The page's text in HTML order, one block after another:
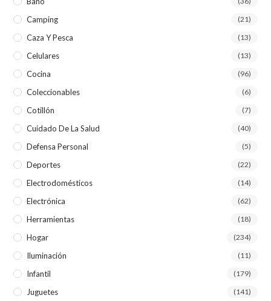
Camping (21)
Caza Y Pesca (13)
Celulares (13)
Cocina (96)
Coleccionables (6)
Cotillón (7)
Cuidado De La Salud (40)
Defensa Personal (5)
Deportes (22)
Electrodomésticos (14)
Electrónica (62)
Herramientas (18)
Hogar (234)
Iluminación (11)
Infantil (179)
Juguetes (141)